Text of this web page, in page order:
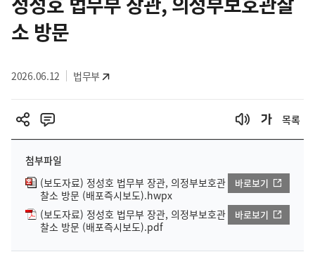
츠
영소 방문
2026.06.12 법무부
목록
첨부파일
(보도자료) 정성호 법무부 장관, 의정부보호관
찰소 방문 (배포즉시보도).hwpx
바로보기
(보도자료) 정성호 법무부 장관, 의정부보호관
찰소 방문 (배포즉시보도).pdf
바로보기